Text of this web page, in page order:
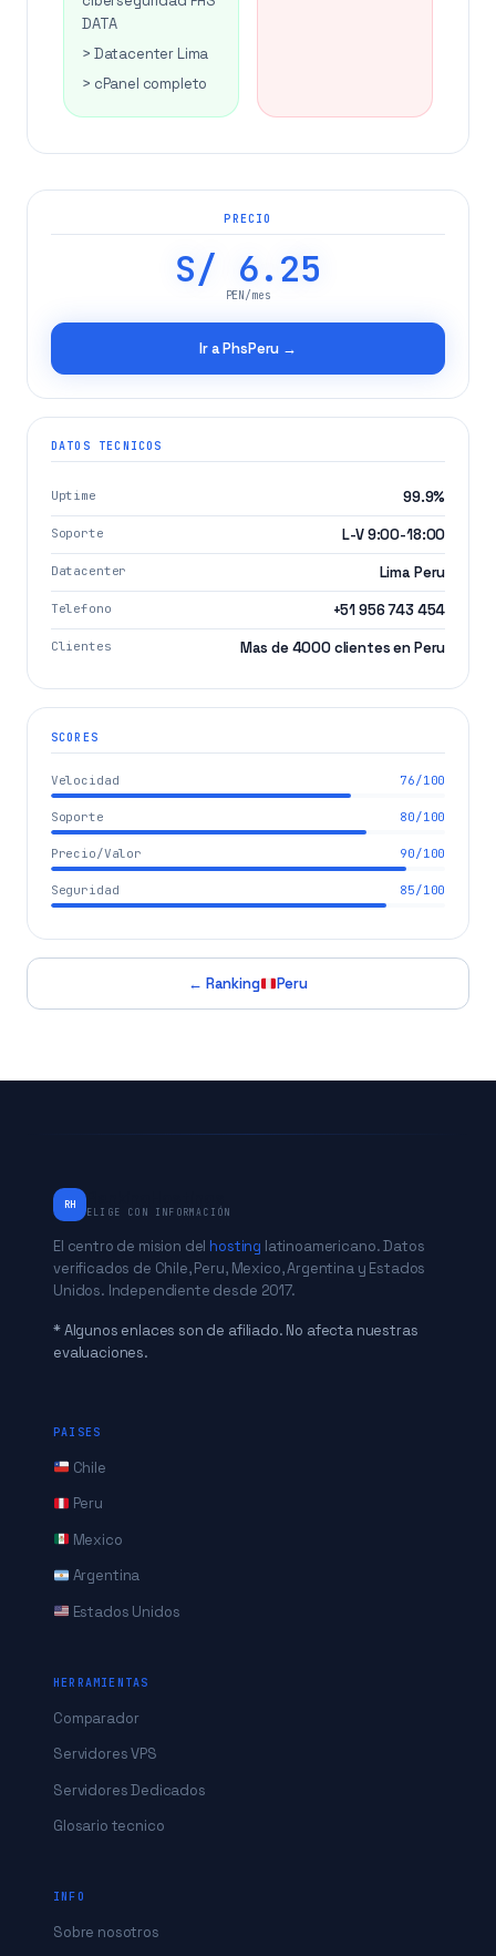
DATA
> Datacenter Lima
> cPanel completo
PRECIO
S/ 6.25
PEN/mes
Ir a PhsPeru →
DATOS TECNICOS
Uptime 99.9%
Soporte L-V 9:00-18:00
Datacenter Lima Peru
Telefono +51 956 743 454
Clientes Mas de 4000 clientes en Peru
SCORES
Velocidad 76/100
Soporte 80/100
Precio/Valor 90/100
Seguridad 85/100
← Ranking Peru
RH
ELIGE CON INFORMACIÓN
El centro de mision del hosting latinoamericano. Datos
verificados de Chile, Peru, Mexico, Argentina y Estados
Unidos. Independiente desde 2017.
* Algunos enlaces son de afiliado. No afecta nuestras
evaluaciones.
PAISES
Chile
Peru
Mexico
Argentina
Estados Unidos
HERRAMIENTAS
Comparador
Servidores VPS
Servidores Dedicados
Glosario tecnico
INFO
Sobre nosotros